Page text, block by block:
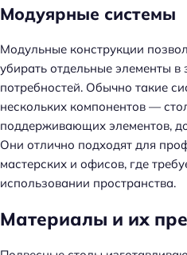
Модуярные системы
Модульные конструкции
убирать отдельные элементы в
потребностей. Обычно такие
нескольких компонентов —
поддерживающих элементов,
Они отлично подходят для
мастерских и офисов, где
использовании пространства.
Материалы и их